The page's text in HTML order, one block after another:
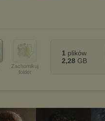
Zachomikuj
folder
1 plików
2,28 GB